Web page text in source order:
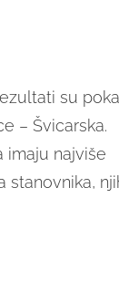
su
– Švicarska.
imaju najviše
stanovnika,